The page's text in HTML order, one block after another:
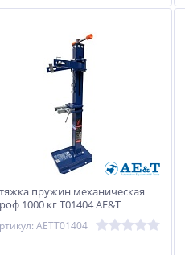
пружин механическая
1000 кг T01404 AE&T
AETT01404